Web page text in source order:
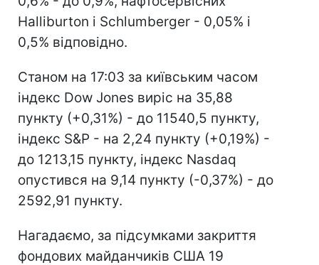
Halliburton і Schlumberger - 0,05% і
0,5% відповідно.
Станом на 17:03 за київським часом
індекс Dow Jones виріс на 35,88
пункту (+0,31%) - до 11540,5 пункту,
індекс S&P - на 2,24 пункту (+0,19%) -
до 1213,15 пункту, індекс Nasdaq
опустився на 9,14 пункту (-0,37%) - до
2592,91 пункту.
Нагадаємо, за підсумками закриття
фондових майданчиків США 19